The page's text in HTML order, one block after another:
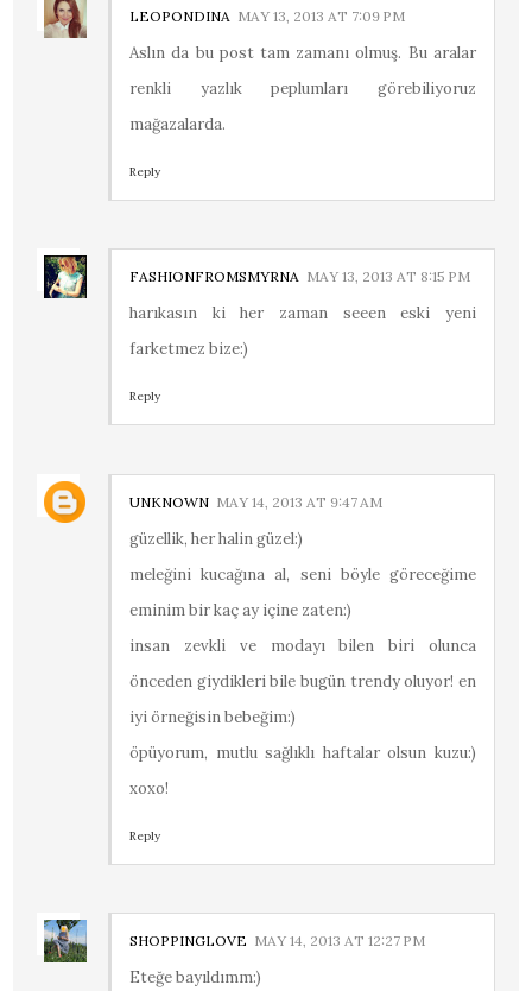
LEOPONDINA MAY 13, 2013 AT 7:09 PM
Aslın da bu post tam zamanı olmuş. Bu aralar
renkli yazlık peplumları görebiliyoruz
mağazalarda.
Reply
FASHIONFROMSMYRNA MAY 13, 2013 AT 8:15 PM
harıkasın ki her zaman seeen eski yeni
farketmez bize:)
Reply
UNKNOWN MAY 14, 2013 AT 9:47 AM
güzellik, her halin güzel:)
meleğini kucağına al, seni böyle göreceğime
eminim bir kaç ay içine zaten:)
insan zevkli ve modayı bilen biri olunca
önceden giydikleri bile bugün trendy oluyor! en
iyi örneğisin bebeğim:)
öpüyorum, mutlu sağlıklı haftalar olsun kuzu:)
xoxo!
Reply
SHOPPINGLOVE MAY 14, 2013 AT 12:27 PM
Eteğe bayıldımm:)